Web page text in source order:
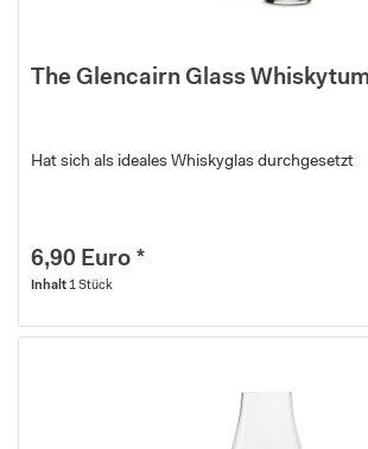
The Glencairn Glass
Hat sich als ideales Whiskyglas durchgesetzt
6,90 Euro *
Inhalt 1 Stück